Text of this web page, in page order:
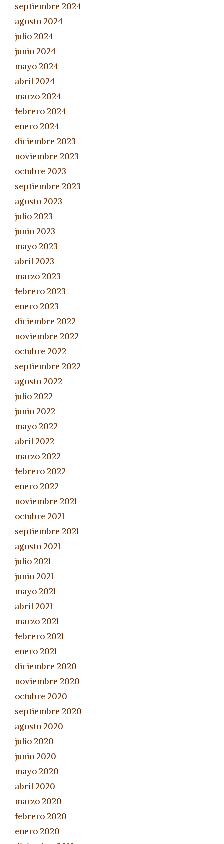
septiembre 2024
agosto 2024
julio 2024
junio 2024
mayo 2024
abril 2024
marzo 2024
febrero 2024
enero 2024
diciembre 2023
noviembre 2023
octubre 2023
septiembre 2023
agosto 2023
julio 2023
junio 2023
mayo 2023
abril 2023
marzo 2023
febrero 2023
enero 2023
diciembre 2022
noviembre 2022
octubre 2022
septiembre 2022
agosto 2022
julio 2022
junio 2022
mayo 2022
abril 2022
marzo 2022
febrero 2022
enero 2022
noviembre 2021
octubre 2021
septiembre 2021
agosto 2021
julio 2021
junio 2021
mayo 2021
abril 2021
marzo 2021
febrero 2021
enero 2021
diciembre 2020
noviembre 2020
octubre 2020
septiembre 2020
agosto 2020
julio 2020
junio 2020
mayo 2020
abril 2020
marzo 2020
febrero 2020
enero 2020